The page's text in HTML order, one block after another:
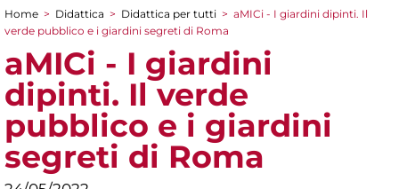
Tu sei qui
Home > Didattica > Didattica per tutti > aMICi - I giardini dipinti. Il
verde pubblico e i giardini segreti di Roma
aMICi - I giardini
dipinti. Il verde
pubblico e i giardini
segreti di Roma